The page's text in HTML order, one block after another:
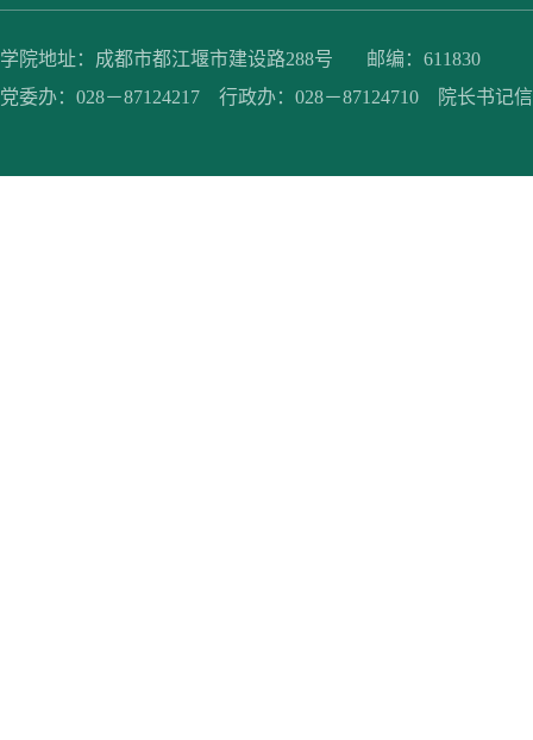
学院地址：成都市都江堰市建设路288号 邮编：611830
党委办：028－87124217 行政办：028－87124710 院长书记信